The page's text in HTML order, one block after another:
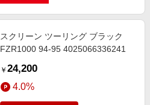
スクリーン ツーリング ブラック
FZR1000 94-95 4025066336241
￥ 24,200
4.0%